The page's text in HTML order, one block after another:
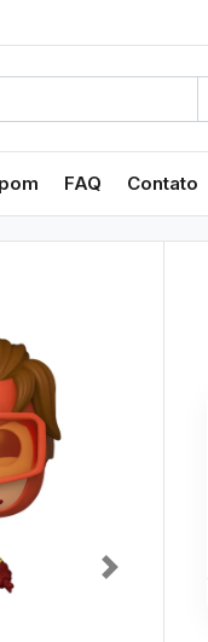
FAQ Contato
Next